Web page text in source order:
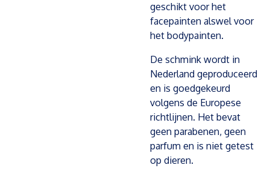
geschikt voor het
facepainten alswel voor
het bodypainten.
De schmink wordt in
Nederland geproduceerd
en is goedgekeurd
volgens de Europese
richtlijnen. Het bevat
geen parabenen, geen
parfum en is niet getest
op dieren.